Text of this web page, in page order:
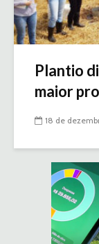
Plantio
maior
18 de